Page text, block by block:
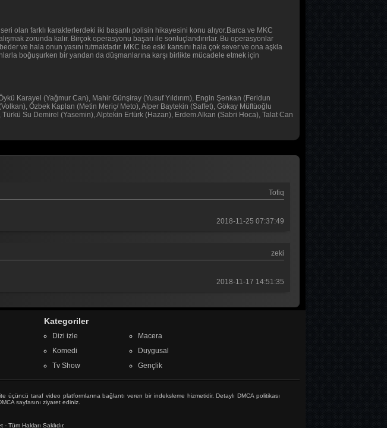
MasterChef Türkiye 2026
45. Bölüm
Asırlık Gece
Asırlık Gece
MasterChef Türkiye 2026
Tüm Bölümleri Göster
olan farklı karakterlerdeki iki başarılı polisin hikayesini konu alıyor.Barca ve MKC
zorunda kalır. Birçok operasyonu başarı ile sonluçlandırırlar. Bu operasyonlar
ve hala onun yasını tutmaktadır. MKC ise eski karısını hala çok sever ve ona aşkla
boğuşurken bir yandan da düşmanlarına karşı birlikte mücadele etmek için
Karayel (Yağmur Can), Mahir Günşiray (Yusuf Yıldırım), Engin Şenkan (Feridun
Özbek Kaplan (Metin Meriç/ Meto), Alper Baytekin (Saffet), Gökay Müftüoğlu
Su Demirel (Yasemin), Alptekin Ertürk (Hazan), Erdem Alkan (Sabri Hoca), Talat Can
Tofiq
2018-11-25 07:37:49
zeki
2018-11-17 14:51:35
Kategoriler
Dizi izle
Macera
Komedi
Duygusal
Tv Show
Gençlik
üçüncü taraf video platformlarına bağlantı veren bir indeksleme hizmetidir. Detaylı DMCA politikası
sayfasını ziyaret ediniz.
Tüm Hakları Saklıdır.